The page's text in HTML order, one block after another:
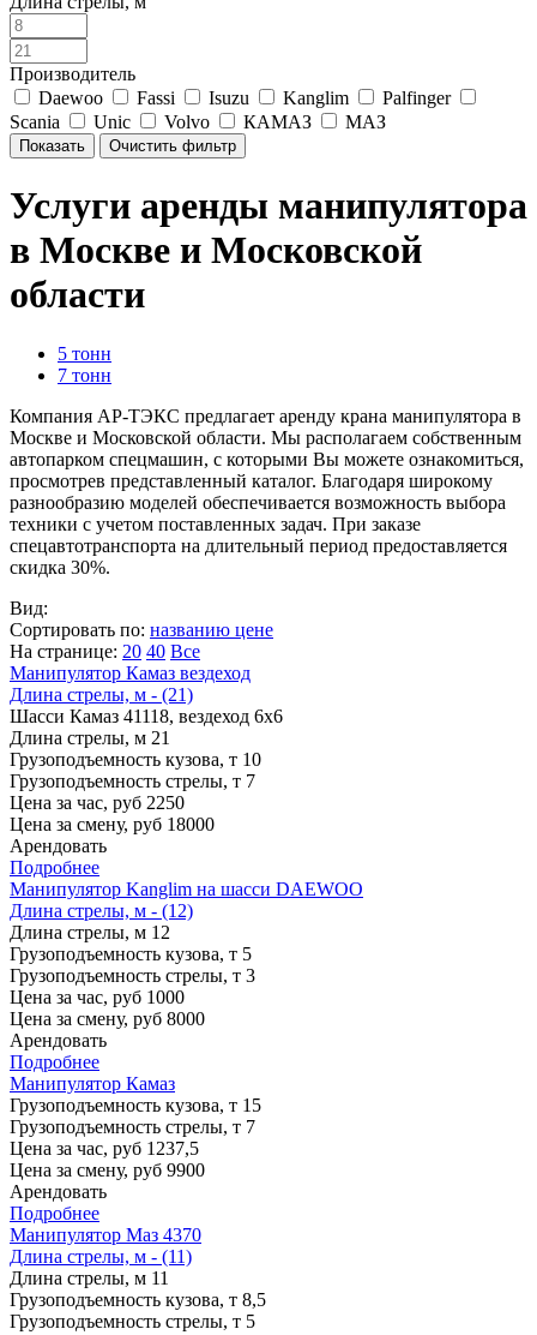
Производитель
Daewoo
Fassi Isuzu Kanglim
Palfinger
Scania
Unic Volvo КАМАЗ МАЗ
Услуги аренды манипулятора
в Москве и Московской
области
5 тонн
7 тонн
Компания АР-ТЭКС предлагает аренду крана манипулятора в
Москве и Московской области. Мы располагаем собственным
автопарком спецмашин, с которыми Вы можете ознакомиться,
просмотрев представленный каталог. Благодаря широкому
разнообразию моделей обеспечивается возможность выбора
техники с учетом поставленных задач. При заказе
спецавтотранспорта на длительный период предоставляется
скидка 30%.
Вид:
Сортировать по: названию цене
На странице: 20 40 Все
Манипулятор Камаз вездеход
Длина стрелы, м - (21)
Шасси Камаз 41118, вездеход 6х6
Длина стрелы, м 21
Грузоподъемность кузова, т 10
Грузоподъемность стрелы, т 7
Цена за час, руб 2250
Цена за смену, руб 18000
Арендовать
Подробнее
Манипулятор Kanglim на шасси DAEWOO
Длина стрелы, м - (12)
Длина стрелы, м 12
Грузоподъемность кузова, т 5
Грузоподъемность стрелы, т 3
Цена за час, руб 1000
Цена за смену, руб 8000
Арендовать
Подробнее
Манипулятор Камаз
Грузоподъемность кузова, т 15
Грузоподъемность стрелы, т 7
Цена за час, руб 1237,5
Цена за смену, руб 9900
Арендовать
Подробнее
Манипулятор Маз 4370
Длина стрелы, м - (11)
Длина стрелы, м 11
Грузоподъемность кузова, т 8,5
Грузоподъемность стрелы, т 5